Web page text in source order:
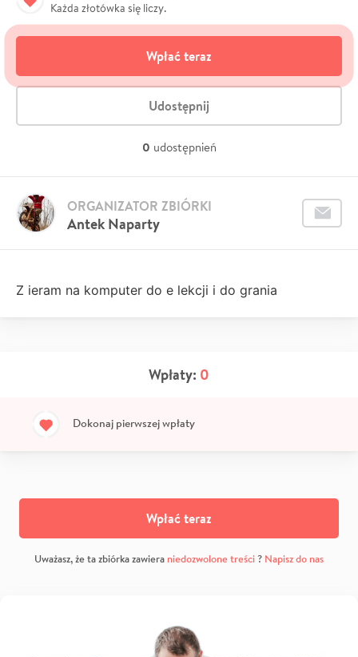
Każda złotówka się liczy.
Wpłać teraz
Udostępnij
0 udostępnień
Antek Naparty
ORGANIZATOR ZBIÓRKI
Z ieram na komputer do e lekcji i do grania
Wpłaty: 0
Dokonaj pierwszej wpłaty
Wpłać teraz
Uważasz, że ta zbiórka zawiera niedozwolone treści? Napisz do nas